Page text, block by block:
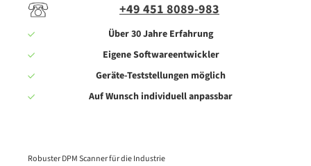
+49 451 8089-983
Über 30 Jahre Erfahrung
Eigene Softwareentwickler
Geräte-Teststellungen möglich
Auf Wunsch individuell anpassbar
Robuster DPM Scanner für die Industrie